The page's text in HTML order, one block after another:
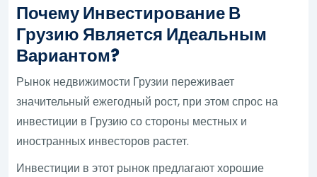
Почему Инвестирование В
Грузию Является Идеальным
Вариантом?
Рынок недвижимости Грузии переживает
значительный ежегодный рост, при этом спрос на
инвестиции в Грузию со стороны местных и
иностранных инвесторов растет.
Инвестиции в этот рынок предлагают хорошие